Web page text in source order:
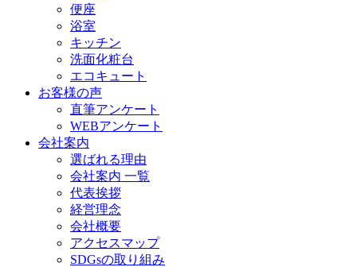
便座
浴室
キッチン
洗面化粧台
エコキュート
お客様の声
直筆アンケート
WEBアンケート
会社案内
選ばれる理由
会社案内 一覧
代表挨拶
経営理念
会社概要
アクセスマップ
SDGsの取り組み